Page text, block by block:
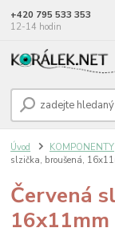
+420 795 533 353
12-14 hodin
Úvod KOMPONENTY
slzička, broušená,
Červená
16x11mm